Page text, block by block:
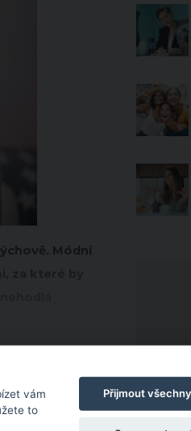
Módní
vám
to
Přijmout